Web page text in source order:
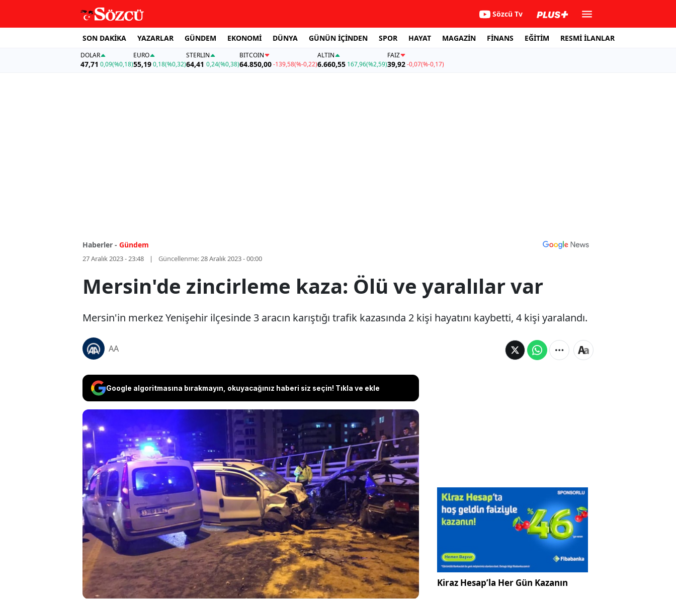
Sözcü Tv
SON DAKİKA YAZARLAR GÜNDEM EKONOMİ DÜNYA GÜNÜN İÇİNDEN SPOR HAYAT MAGAZİN FİNANS EĞİTİM RESMİ İLANLAR
DOLAR
47,71 0,09(%0,18)
EURO
55,19 0,18(%0,32)
STERLIN
64,41 0,24(%0,38)
BITCOIN
64.850,00-139,58(%-0,22)
ALTIN
6.660,55 167,96(%2,59)
FAİZ
39,92-0,07(%-0,17)
Haberler - Gündem
27 Aralık 2023 - 23:48 Güncellenme:28 Aralık 2023 - 00:00
Mersin'de zincirleme kaza: Ölü ve yaralılar var
Mersin'in merkez Yenişehir ilçesinde 3 aracın karıştığı trafik kazasında 2 kişi hayatını kaybetti, 4 kişi yaralandı.
AA
Google algoritmasına bırakmayın, okuyacağınız haberi siz seçin! Tıkla ve ekle
Mersin'in merkez Yenişehir ilçesinde 3 aracın
karıştığı trafik kazasında 2 kişi hayatını kaybetti,
4 kişi yaralandı.
Kiraz Hesap’la Her Gün Kazanın